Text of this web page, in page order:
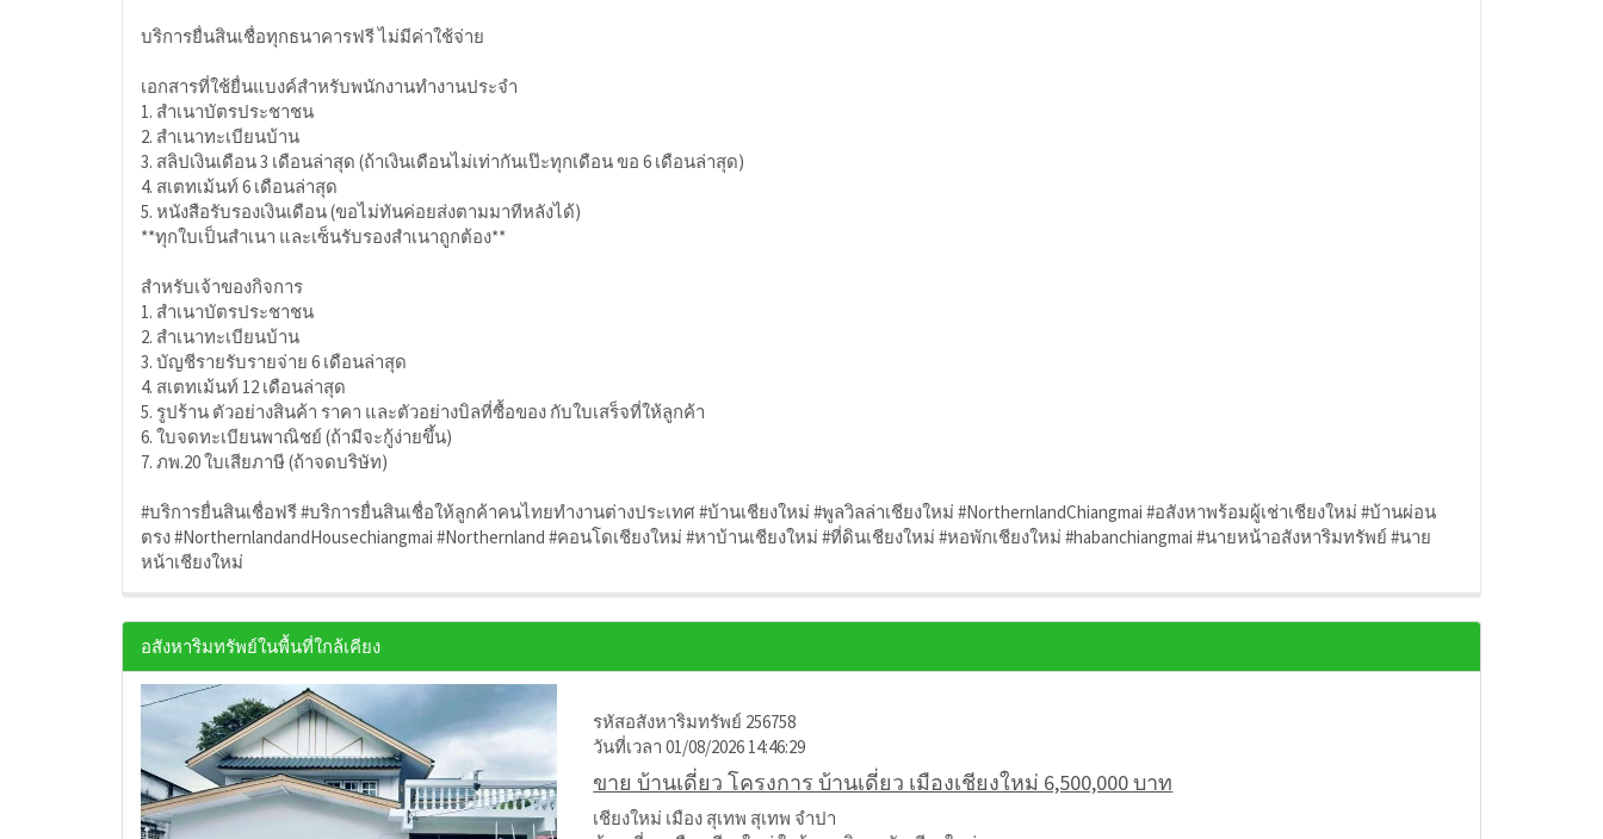
บริการยื่นสินเชื่อทุกธนาคารฟรี ไม่มีค่าใช้จ่าย
เอกสารที่ใช้ยื่นแบงค์สำหรับพนักงานทำงานประจำ
1. สำเนาบัตรประชาชน
2. สำเนาทะเบียนบ้าน
3. สลิปเงินเดือน 3 เดือนล่าสุด (ถ้าเงินเดือนไม่เท่ากันเป๊ะทุกเดือน ขอ 6 เดือนล่าสุด)
4. สเตทเม้นท์ 6 เดือนล่าสุด
5. หนังสือรับรองเงินเดือน (ขอไม่ทันค่อยส่งตามมาทีหลังได้)
**ทุกใบเป็นสำเนา และเซ็นรับรองสำเนาถูกต้อง**
สำหรับเจ้าของกิจการ
1. สำเนาบัตรประชาชน
2. สำเนาทะเบียนบ้าน
3. บัญชีรายรับรายจ่าย 6 เดือนล่าสุด
4. สเตทเม้นท์ 12 เดือนล่าสุด
5. รูปร้าน ตัวอย่างสินค้า ราคา และตัวอย่างบิลที่ซื้อของ กับใบเสร็จที่ให้ลูกค้า
6. ใบจดทะเบียนพาณิชย์ (ถ้ามีจะกู้ง่ายขึ้น)
7. ภพ.20 ใบเสียภาษี (ถ้าจดบริษัท)
#บริการยื่นสินเชื่อฟรี #บริการยื่นสินเชื่อให้ลูกค้าคนไทยทำงานต่างประเทศ #บ้านเชียงใหม่ #พูลวิลล่าเชียงใหม่ #NorthernlandChiangmai #อสังหาพร้อมผู้เช่าเชียงใหม่ #บ้านผ่อน
ตรง #NorthernlandandHousechiangmai #Northernland #คอนโดเชียงใหม่ #หาบ้านเชียงใหม่ #ที่ดินเชียงใหม่ #หอพักเชียงใหม่ #habanchiangmai #นายหน้าอสังหาริมทรัพย์ #นาย
หน้าเชียงใหม่
อสังหาริมทรัพย์ในพื้นที่ใกล้เคียง
รหัสอสังหาริมทรัพย์ 256758
วันที่เวลา 01/08/2026 14:46:29
ขาย บ้านเดี่ยว โครงการ บ้านเดี่ยว เมืองเชียงใหม่ 6,500,000 บาท
เชียงใหม่ เมือง สุเทพ สุเทพ จำปา